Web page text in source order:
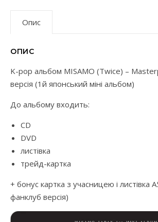
Опис
ОПИС
K-pop альбом MISAMO (Twice) –
версія (1й японський міні альбом)
До альбому входить:
CD
DVD
листівка
трейд-картка
+ бонус картка з учасницею і листівка
фанклуб версія)